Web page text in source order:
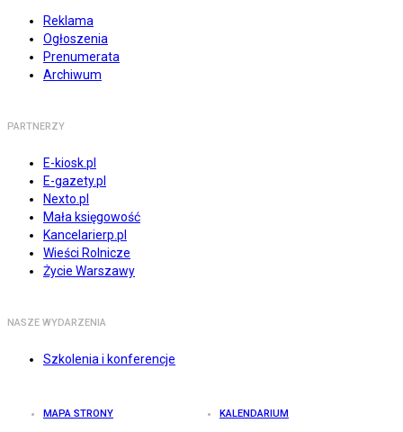
Reklama
Ogłoszenia
Prenumerata
Archiwum
PARTNERZY
E-kiosk.pl
E-gazety.pl
Nexto.pl
Mała księgowość
Kancelarierp.pl
Wieści Rolnicze
Życie Warszawy
NASZE WYDARZENIA
Szkolenia i konferencje
MAPA STRONY KALENDARIUM